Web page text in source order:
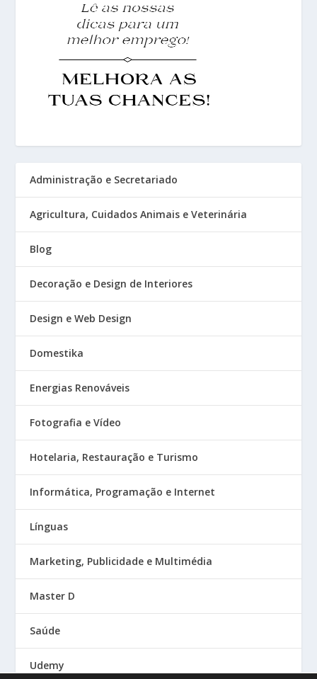
Administração e Secretariado
Agricultura, Cuidados Animais e Veterinária
Blog
Decoração e Design de Interiores
Design e Web Design
Domestika
Energias Renováveis
Fotografia e Vídeo
Hotelaria, Restauração e Turismo
Informática, Programação e Internet
Línguas
Marketing, Publicidade e Multimédia
Master D
Saúde
Udemy